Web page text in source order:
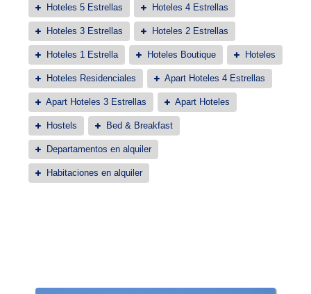
Hoteles 5 Estrellas Hoteles 4 Estrellas
Hoteles 3 Estrellas Hoteles 2 Estrellas
Hoteles 1 Estrella Hoteles Boutique Hoteles
Hoteles Residenciales Apart Hoteles 4 Estrellas
Apart Hoteles 3 Estrellas Apart Hoteles
Hostels Bed & Breakfast
Departamentos en alquiler
Habitaciones en alquiler